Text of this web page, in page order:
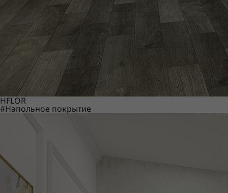
HFLOR
#Напольное покрытие